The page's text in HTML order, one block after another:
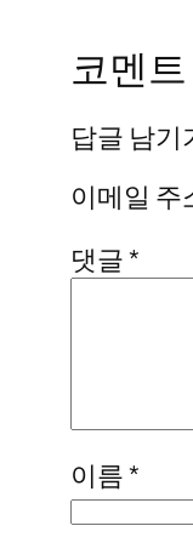
코멘트
답글 남기
이메일 주
댓글*
이름*